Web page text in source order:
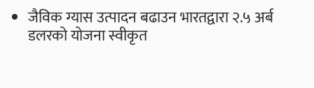
जैविक ग्यास उत्पादन बढाउन भारतद्वारा २.५ अर्ब
डलरको योजना स्वीकृत